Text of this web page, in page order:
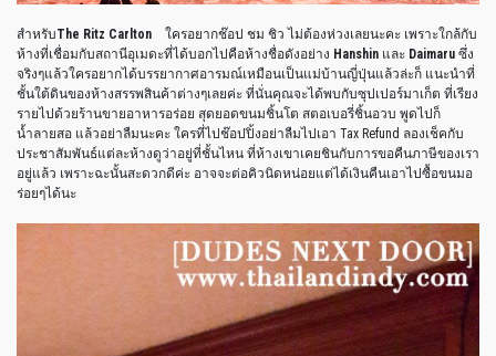
สำหรับThe Ritz Carlton ใครอยากช๊อป ชม ชิว ไม่ต้องห่วงเลยนะคะ เพราะใกล้กับ
ห้างที่เชื่อมกับสถานีอุเมดะที่ได้บอกไปคือห้างชื่อดังอย่าง Hanshin และ Daimaru ซึ่ง
จริงๆแล้วใครอยากได้บรรยากาศอารมณ์เหมือนเป็นแม่บ้านญี่ปุ่นแล้วล่ะก็ แนะนำที่
ชั้นใต้ดินของห้างสรรพสินค้าต่างๆเลยค่ะ ที่นั่นคุณจะได้พบกับซุปเปอร์มาเก็ต ที่เรียง
รายไปด้วยร้านขายอาหารอร่อย สุดยอดขนมชิ้นโต สตอเบอรี่ชิ้นอวบ พูดไปก็
น้ำลายสอ แล้วอย่าลืมนะคะ ใครที่ไปช๊อปปิ้งอย่าลืมไปเอา Tax Refund ลองเช็คกับ
ประชาสัมพันธ์แต่ละห้างดูว่าอยู่ที่ชั้นไหน ที่ห้างเขาเคยชินกับการขอคืนภาษีของเรา
อยู่แล้ว เพราะฉะนั้นสะดวกดีค่ะ อาจจะต่อคิวนิดหน่อยแต่ได้เงินคืนเอาไปซื้อขนมอ
ร่อยๆได้นะ